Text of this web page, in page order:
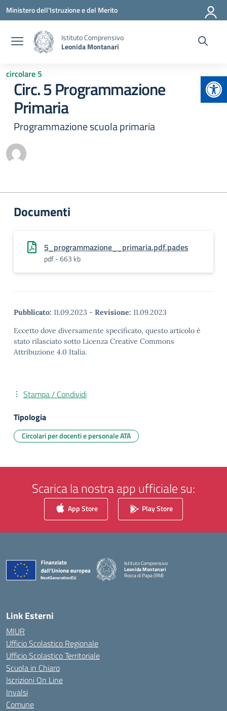
Vai ai contenuti
Vai al menu di navigazione
Vai al footer
Ministero dell'Istruzione e del Merito
Istituto Comprensivo
Leonida Montanari
circolare 5
Circ. 5 Programmazione
Primaria
Programmazione scuola primaria
Documenti
5_programmazione__primaria.pdf.pades
pdf - 663 kb
Pubblicato: 11.09.2023 - Revisione: 11.09.2023
Eccetto dove diversamente specificato, questo articolo è
stato rilasciato sotto Licenza Creative Commons
Attribuzione 4.0 Italia.
Stampa / Condividi
Tipologia
Circolari per docenti e personale ATA
Scarica la nostra app ufficiale su:
App Store Play Store
Istituto Comprensivo
Leonida Montanari
Rocca di Papa (RM)
— Visita la pagina iniziale della scuola
Link Esterni
MIUR
Ufficio Scolastico Regionale
Ufficio Scolastico Territoriale
Scuola in Chiaro
Iscrizioni On Line
Invalsi
Comune